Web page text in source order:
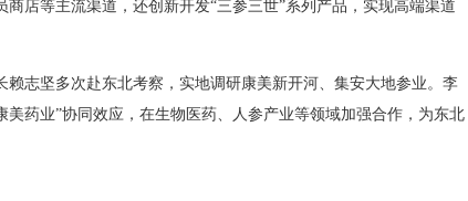
店等主流渠道，还创新开发“三参三世”系列产品，实现高端渠道
赖志坚多次赴东北考察，实地调研康美新开河、集安大地参业。李
美药业”协同效应，在生物医药、人参产业等领域加强合作，为东北